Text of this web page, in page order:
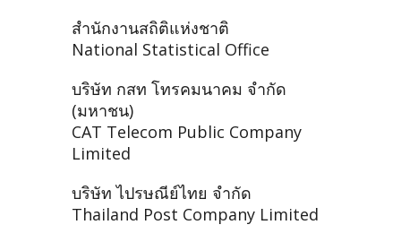
สำนักงานสถิติแห่งชาติ
National Statistical Office
บริษัท กสท โทรคมนาคม จำกัด
(มหาชน)
CAT Telecom Public Company
Limited
บริษัท ไปรษณีย์ไทย จำกัด
Thailand Post Company Limited